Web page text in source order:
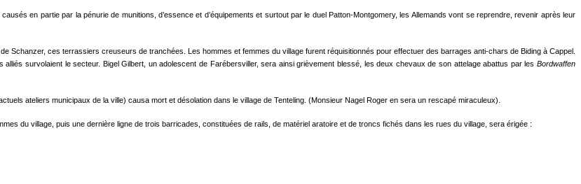
en partie par la pénurie de munitions, d’essence et d’équipements et surtout par le duel Patton-Montgomery, les Allemands vont se reprendre, revenir après leur
Schanzer, ces terrassiers creuseurs de tranchées. Les hommes et femmes du village furent réquisitionnés pour effectuer des barrages anti-chars de Biding à Cappel.
survolaient le secteur. Bigel Gilbert, un adolescent de Farébersviller, sera ainsi grièvement blessé, les deux chevaux de son attelage abattus par les Bordwaffen
ateliers municipaux de la ville) causa mort et désolation dans le village de Tenteling. (Monsieur Nagel Roger en sera un rescapé miraculeux).
du village, puis une dernière ligne de trois barricades, constituées de rails, de matériel aratoire et de troncs fichés dans les rues du village, sera érigée :